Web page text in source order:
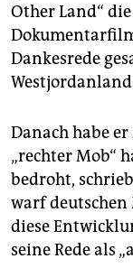
Other Land“
Dankesrede
Danach habe
„rechter Mob“
bedroht,
warf
diese
seine Rede als